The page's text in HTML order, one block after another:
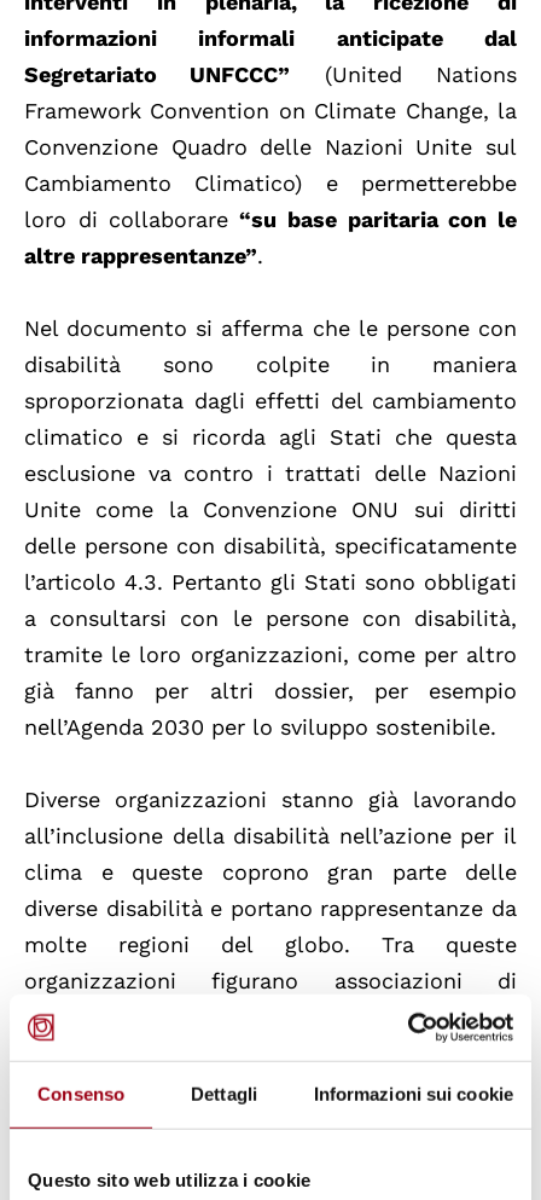
Consenso Dettagli Informazioni sui cookie
Questo sito web utilizza i cookie
informazioni informali anticipate dal
Segretariato UNFCCC” (United Nations
Framework Convention on Climate Change, la
Convenzione Quadro delle Nazioni Unite sul
Cambiamento Climatico) e permetterebbe
loro di collaborare “su base paritaria con le
altre rappresentanze”.
Nel documento si afferma che le persone con
disabilità sono colpite in maniera
sproporzionata dagli effetti del cambiamento
climatico e si ricorda agli Stati che questa
esclusione va contro i trattati delle Nazioni
Unite come la Convenzione ONU sui diritti
delle persone con disabilità, specificatamente
l’articolo 4.3. Pertanto gli Stati sono obbligati
a consultarsi con le persone con disabilità,
tramite le loro organizzazioni, come per altro
già fanno per altri dossier, per esempio
nell’Agenda 2030 per lo sviluppo sostenibile.
Diverse organizzazioni stanno già lavorando
all’inclusione della disabilità nell’azione per il
clima e queste coprono gran parte delle
diverse disabilità e portano rappresentanze da
molte regioni del globo. Tra queste
organizzazioni figurano associazioni di
persone con disabilità, organizzazioni non
altre ONG che si focalizzano sul clima e che
ritengono l’inclusione un aspetto molto